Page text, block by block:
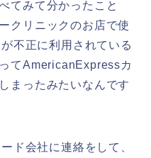
てみて分かったこと
クリニックのお店で使
不正に利用されている
てAmericanExpressカ
まったみたいなんです
ド会社に連絡をして、